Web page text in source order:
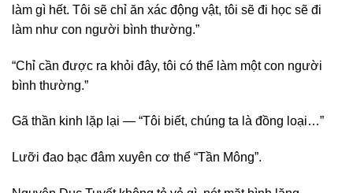
làm gì hết. Tôi sẽ chỉ ăn xác động vật, tôi sẽ đi học sẽ đi
làm như con người bình thường.”
“Chỉ cần được ra khỏi đây, tôi có thể làm một con người
bình thường.”
Gã thần kinh lặp lại — “Tôi biết, chúng ta là đồng loại…”
Lưỡi đao bạc đâm xuyên cơ thể “Tần Mông”.